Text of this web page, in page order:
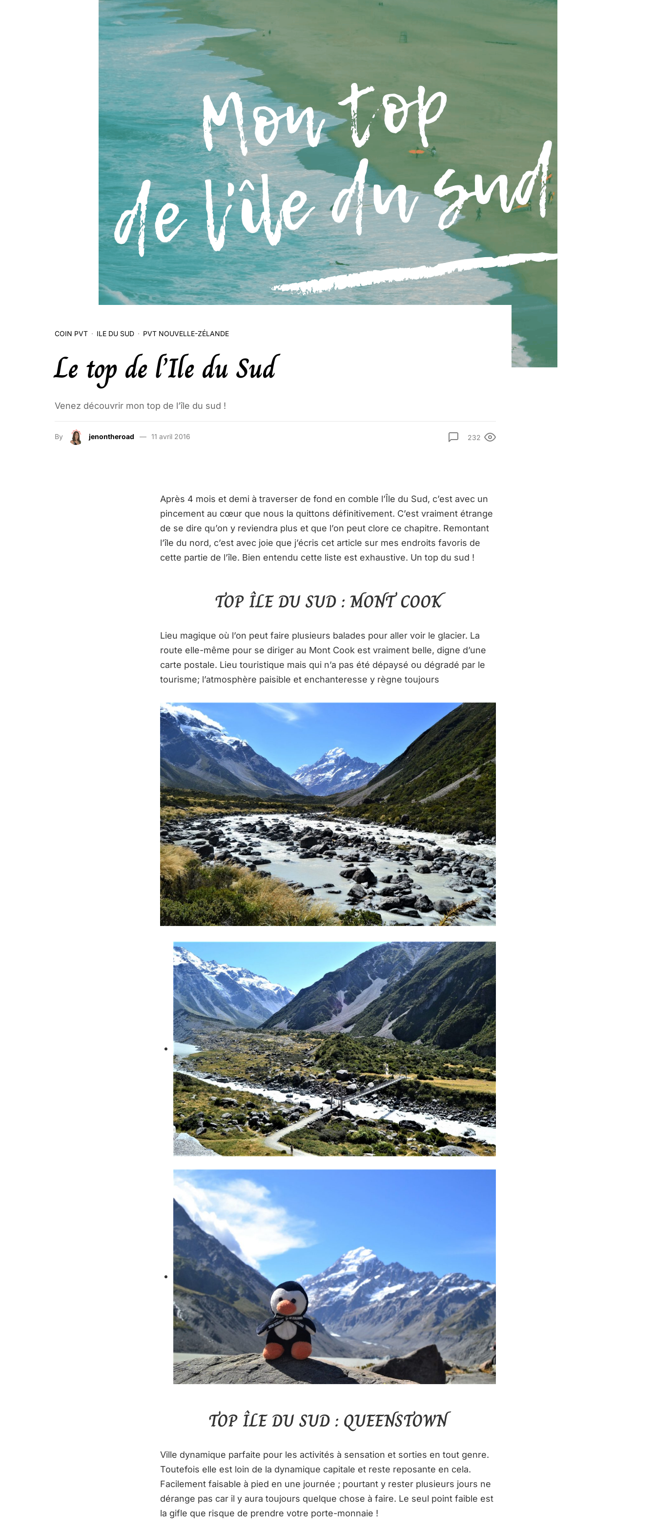
COIN PVT ILE DU SUD PVT NOUVELLE-ZÉLANDE
Le top de l’Ile du Sud
Venez découvrir mon top de l’île du sud !
By jenontheroad 11 avril 2016 232
Après 4 mois et demi à traverser de fond en comble l’Île du Sud, c’est avec un
pincement au cœur que nous la quittons définitivement. C’est vraiment étrange
de se dire qu’on y reviendra plus et que l’on peut clore ce chapitre. Remontant
l’île du nord, c’est avec joie que j’écris cet article sur mes endroits favoris de
cette partie de l’île. Bien entendu cette liste est exhaustive. Un top du sud !
TOP ÎLE DU SUD : MONT COOK
Lieu magique où l’on peut faire plusieurs balades pour aller voir le glacier. La
route elle-même pour se diriger au Mont Cook est vraiment belle, digne d’une
carte postale. Lieu touristique mais qui n’a pas été dépaysé ou dégradé par le
tourisme; l’atmosphère paisible et enchanteresse y règne toujours
TOP ÎLE DU SUD : QUEENSTOWN
Ville dynamique parfaite pour les activités à sensation et sorties en tout genre.
Toutefois elle est loin de la dynamique capitale et reste reposante en cela.
Facilement faisable à pied en une journée ; pourtant y rester plusieurs jours ne
dérange pas car il y aura toujours quelque chose à faire. Le seul point faible est
la gifle que risque de prendre votre porte-monnaie !